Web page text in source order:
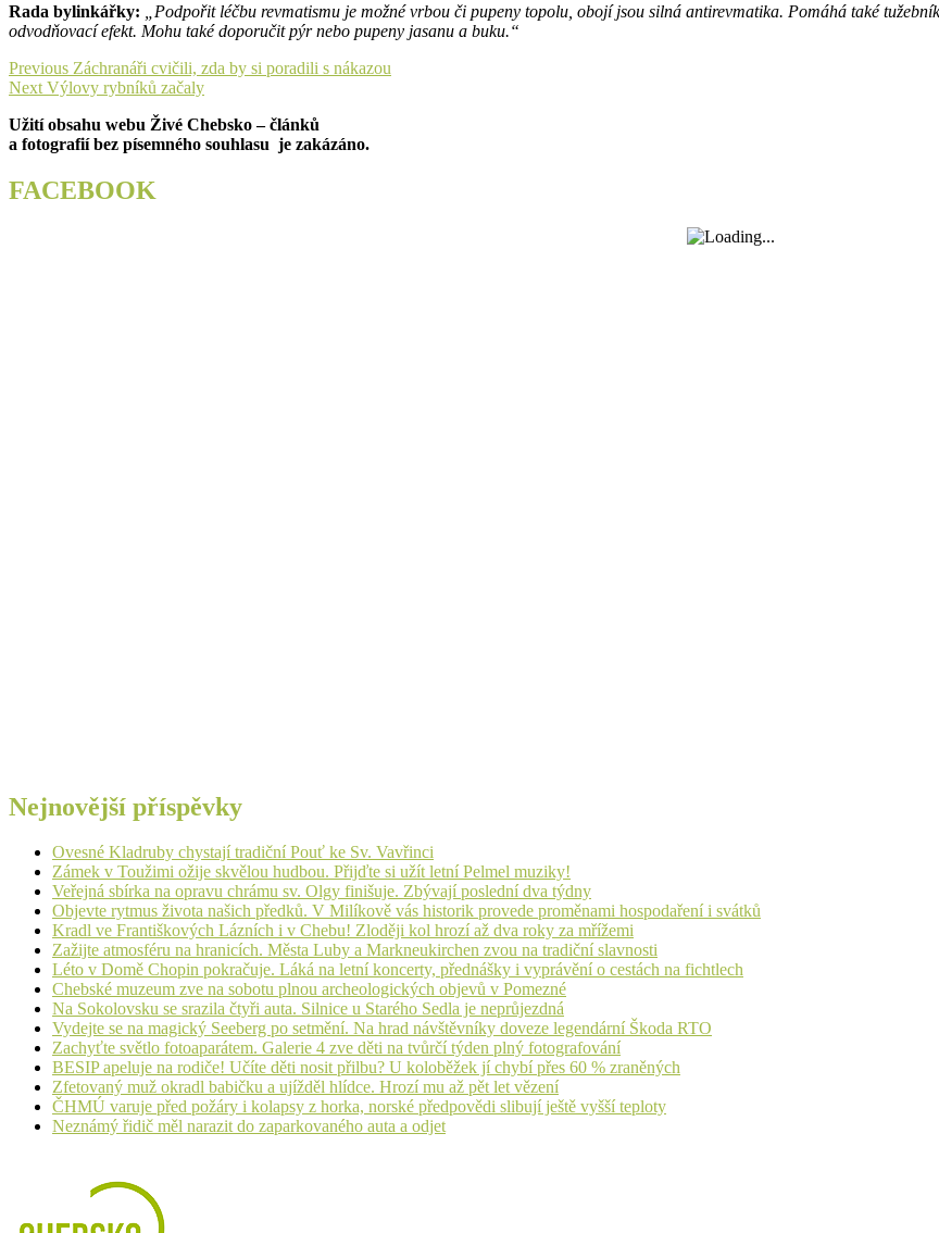
Rada bylinkářky:
„Podpořit léčbu revmatismu je možné vrbou či pupeny topolu, obojí jsou silná antirevmatika. Pomáhá také
odvodňovací efekt. Mohu také doporučit pýr nebo pupeny jasanu a buku.“
Navigace
pro
příspěvek
Previous Previous
post:
Záchranáři cvičili, zda by si poradili s nákazou
Next Next
Výlovy rybníků začaly
Užití obsahu webu Živé Chebsko – článků
a fotografií bez písemného souhlasu je zakázáno.
FACEBOOK
Nejnovější příspěvky
Ovesné Kladruby chystají tradiční Pouť ke Sv. Vavřinci
Zámek v Toužimi ožije skvělou hudbou. Přijďte si užít letní Pelmel muziky!
Veřejná sbírka na opravu chrámu sv. Olgy finišuje. Zbývají poslední dva týdny
Objevte rytmus života našich předků. V Milíkově vás historik provede proměnami hospodaření i svátků
Kradl ve Františkových Lázních i v Chebu! Zloději kol hrozí až dva roky za mřížemi
Zažijte atmosféru na hranicích. Města Luby a Markneukirchen zvou na tradiční slavnosti
Léto v Domě Chopin pokračuje. Láká na letní koncerty, přednášky i vyprávění o cestách na fichtlech
Chebské muzeum zve na sobotu plnou archeologických objevů v Pomezné
Na Sokolovsku se srazila čtyři auta. Silnice u Starého Sedla je neprůjezdná
Vydejte se na magický Seeberg po setmění. Na hrad návštěvníky doveze legendární Škoda RTO
Zachyťte světlo fotoaparátem. Galerie 4 zve děti na tvůrčí týden plný fotografování
BESIP apeluje na rodiče! Učíte děti nosit přilbu? U koloběžek jí chybí přes 60 % zraněných
Zfetovaný muž okradl babičku a ujížděl hlídce. Hrozí mu až pět let vězení
ČHMÚ varuje před požáry i kolapsy z horka, norské předpovědi slibují ještě vyšší teploty
Neznámý řidič měl narazit do zaparkovaného auta a odjet